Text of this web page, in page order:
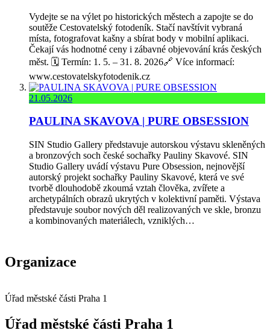
Vydejte se na výlet po historických městech a zapojte se do
soutěže Cestovatelský fotodeník. Stačí navštívit vybraná
místa, fotografovat kašny a sbírat body v mobilní aplikaci.
Čekají vás hodnotné ceny i zábavné objevování krás českých
měst. 🗓️ Termín: 1. 5. – 31. 8. 2026🔗 Více informací:
www.cestovatelskyfotodenik.cz
21.05.2026
PAULINA SKAVOVA | PURE OBSESSION
SIN Studio Gallery představuje autorskou výstavu skleněných
a bronzových soch české sochařky Pauliny Skavové. SIN
Studio Gallery uvádí výstavu Pure Obsession, nejnovější
autorský projekt sochařky Pauliny Skavové, která ve své
tvorbě dlouhodobě zkoumá vztah člověka, zvířete a
archetypálních obrazů ukrytých v kolektivní paměti. Výstava
představuje soubor nových děl realizovaných ve skle, bronzu
a kombinovaných materiálech, vzniklých…
Organizace
Úřad městské části Praha 1
Úřad městské části Praha 1